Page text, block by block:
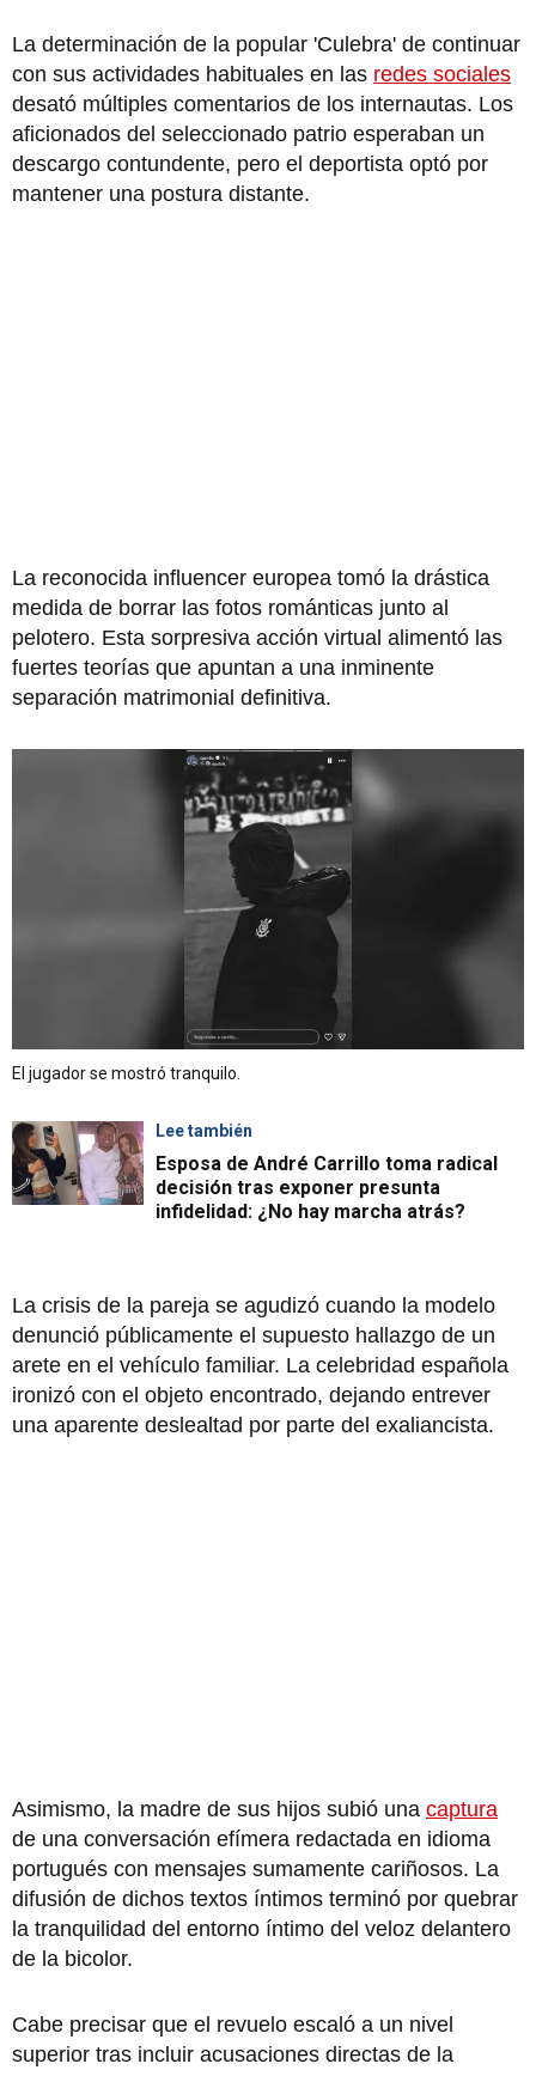
La determinación de la popular 'Culebra' de continuar
con sus actividades habituales en las redes sociales
desató múltiples comentarios de los internautas. Los
aficionados del seleccionado patrio esperaban un
descargo contundente, pero el deportista optó por
mantener una postura distante.
La reconocida influencer europea tomó la drástica
medida de borrar las fotos románticas junto al
pelotero. Esta sorpresiva acción virtual alimentó las
fuertes teorías que apuntan a una inminente
separación matrimonial definitiva.
El jugador se mostró tranquilo.
Lee también
Esposa de André Carrillo toma radical
decisión tras exponer presunta
infidelidad: ¿No hay marcha atrás?
La crisis de la pareja se agudizó cuando la modelo
denunció públicamente el supuesto hallazgo de un
arete en el vehículo familiar. La celebridad española
ironizó con el objeto encontrado, dejando entrever
una aparente deslealtad por parte del exaliancista.
Asimismo, la madre de sus hijos subió una captura
de una conversación efímera redactada en idioma
portugués con mensajes sumamente cariñosos. La
difusión de dichos textos íntimos terminó por quebrar
la tranquilidad del entorno íntimo del veloz delantero
de la bicolor.
Cabe precisar que el revuelo escaló a un nivel
superior tras incluir acusaciones directas de la